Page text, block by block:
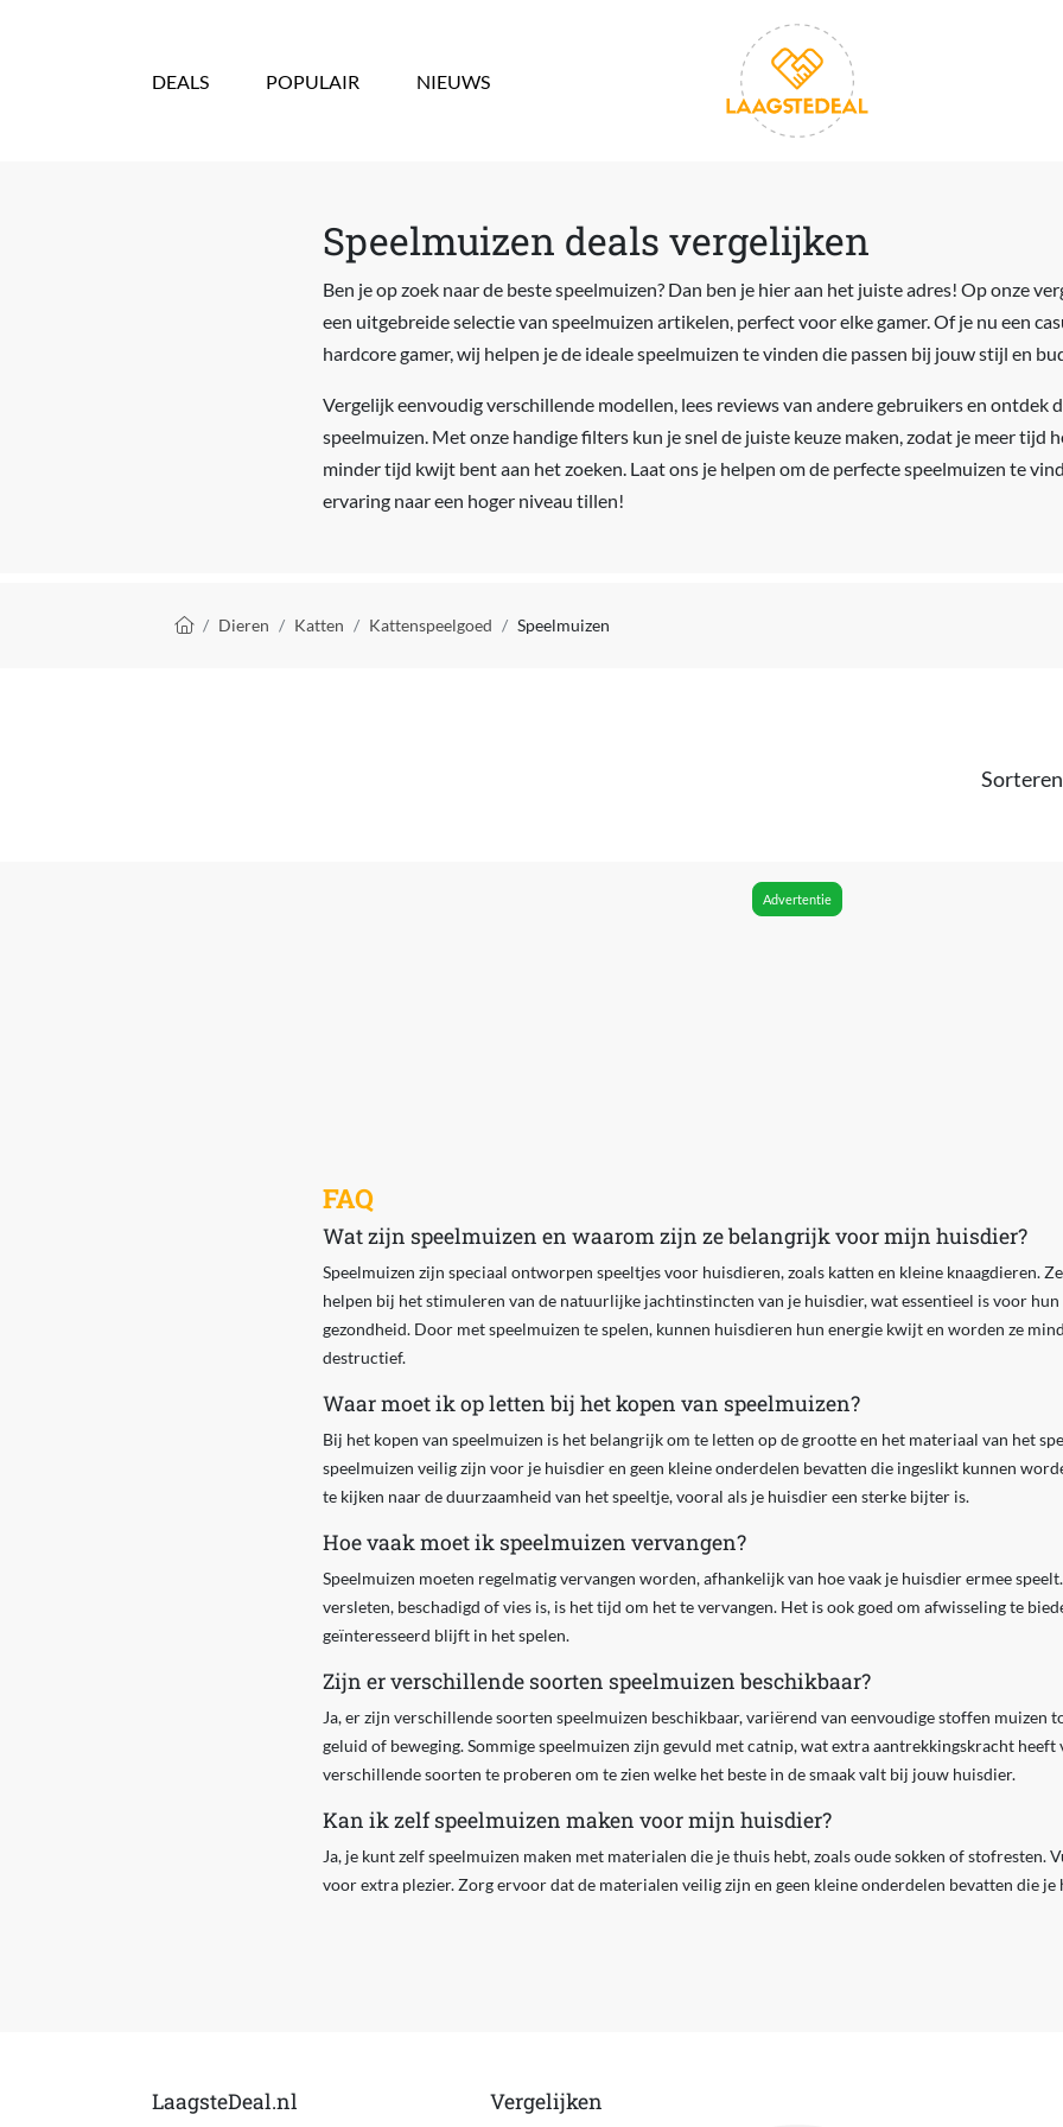
DEALS POPULAIR NIEUWS
Speelmuizen deals vergelijken
Ben je op zoek naar de beste speelmuizen? Dan ben je hier aan het juiste adres! Op onze
een uitgebreide selectie van speelmuizen artikelen, perfect voor elke gamer. Of je nu een
hardcore gamer, wij helpen je de ideale speelmuizen te vinden die passen bij jouw stijl en
Vergelijk eenvoudig verschillende modellen, lees reviews van andere gebruikers en ontdek
speelmuizen. Met onze handige filters kun je snel de juiste keuze maken, zodat je meer tijd
minder tijd kwijt bent aan het zoeken. Laat ons je helpen om de perfecte speelmuizen te
ervaring naar een hoger niveau tillen!
Kruimelpad
Dieren Katten Kattenspeelgoed Speelmuizen
Advertentie
FAQ
Wat zijn speelmuizen en waarom zijn ze belangrijk voor mijn huisdier?
Speelmuizen zijn speciaal ontworpen speeltjes voor huisdieren, zoals katten en kleine knaagdieren.
helpen bij het stimuleren van de natuurlijke jachtinstincten van je huisdier, wat essentieel is voor hun
gezondheid. Door met speelmuizen te spelen, kunnen huisdieren hun energie kwijt en worden ze
destructief.
Waar moet ik op letten bij het kopen van speelmuizen?
Bij het kopen van speelmuizen is het belangrijk om te letten op de grootte en het materiaal van het
speelmuizen veilig zijn voor je huisdier en geen kleine onderdelen bevatten die ingeslikt kunnen
te kijken naar de duurzaamheid van het speeltje, vooral als je huisdier een sterke bijter is.
Hoe vaak moet ik speelmuizen vervangen?
Speelmuizen moeten regelmatig vervangen worden, afhankelijk van hoe vaak je huisdier ermee
versleten, beschadigd of vies is, is het tijd om het te vervangen. Het is ook goed om afwisseling te
geïnteresseerd blijft in het spelen.
Zijn er verschillende soorten speelmuizen beschikbaar?
Ja, er zijn verschillende soorten speelmuizen beschikbaar, variërend van eenvoudige stoffen muizen
geluid of beweging. Sommige speelmuizen zijn gevuld met catnip, wat extra aantrekkingskracht heeft
verschillende soorten te proberen om te zien welke het beste in de smaak valt bij jouw huisdier.
Kan ik zelf speelmuizen maken voor mijn huisdier?
Ja, je kunt zelf speelmuizen maken met materialen die je thuis hebt, zoals oude sokken of stofresten.
voor extra plezier. Zorg ervoor dat de materialen veilig zijn en geen kleine onderdelen bevatten die je
LaagsteDeal.nl Vergelijken